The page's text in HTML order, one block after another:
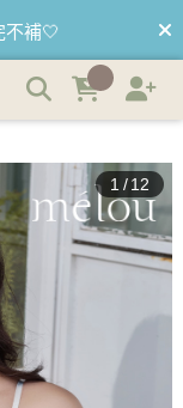
0元🚛
運❗
家 🌞
1 / 12